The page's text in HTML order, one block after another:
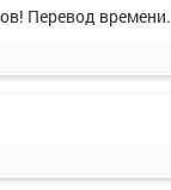
Перевод времени.